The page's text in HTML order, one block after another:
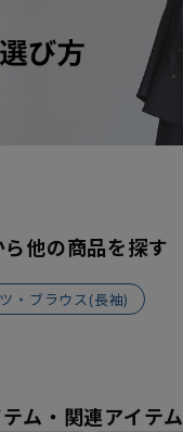
他の商品を探す
・ブラウス(長袖)
ム・関連アイテム